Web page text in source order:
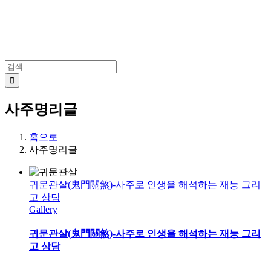
검
색:
사주명리글
홈으로
사주명리글
귀문관살(鬼門關煞)-사주로 인생을 해석하는 재능 그리
고 상담
Gallery
귀문관살(鬼門關煞)-사주로 인생을 해석하는 재능 그리
고 상담